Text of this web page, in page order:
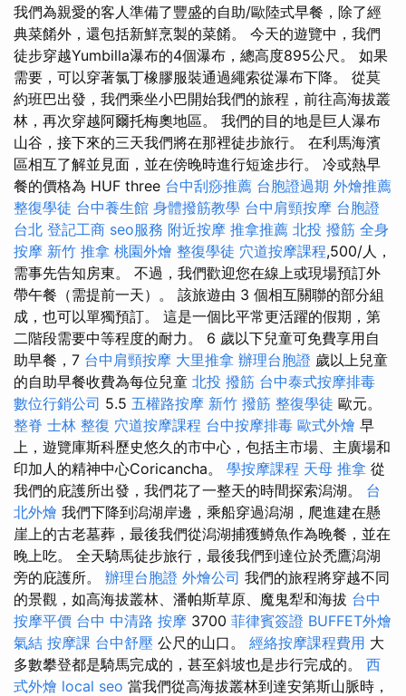
我們為親愛的客人準備了豐盛的自助/歐陸式早餐，除了經
典菜餚外，還包括新鮮烹製的菜餚。 今天的遊覽中，我們
徒步穿越Yumbilla瀑布的4個瀑布，總高度895公尺。 如果
需要，可以穿著氯丁橡膠服裝通過繩索從瀑布下降。 從莫
約班巴出發，我們乘坐小巴開始我們的旅程，前往高海拔叢
林，再次穿越阿爾托梅奧地區。 我們的目的地是巨人瀑布
山谷，接下來的三天我們將在那裡徒步旅行。 在利馬海濱
區相互了解並見面，並在傍晚時進行短途步行。 冷或熱早
餐的價格為 HUF three 台中刮痧推薦 台胞證過期 外燴推薦
整復學徒 台中養生館 身體撥筋教學 台中肩頸按摩 台胞證
台北 登記工商 seo服務 附近按摩 推拿推薦 北投 撥筋 全身
按摩 新竹 推拿 桃園外燴 整復學徒 穴道按摩課程,500/人，
需事先告知房東。 不過，我們歡迎您在線上或現場預訂外
帶午餐（需提前一天）。 該旅遊由 3 個相互關聯的部分組
成，也可以單獨預訂。 這是一個比平常更活躍的假期，第
二階段需要中等程度的耐力。 6 歲以下兒童可免費享用自
助早餐，7 台中肩頸按摩 大里推拿 辦理台胞證 歲以上兒童
的自助早餐收費為每位兒童 北投 撥筋 台中泰式按摩排毒
數位行銷公司 5.5 五權路按摩 新竹 撥筋 整復學徒 歐元。
整脊 士林 整復 穴道按摩課程 台中按摩排毒 歐式外燴 早
上，遊覽庫斯科歷史悠久的市中心，包括主市場、主廣場和
印加人的精神中心Coricancha。 學按摩課程 天母 推拿 從
我們的庇護所出發，我們花了一整天的時間探索潟湖。 台
北外燴 我們下降到潟湖岸邊，乘船穿過潟湖，爬進建在懸
崖上的古老墓葬，最後我們從潟湖捕獲鱒魚作為晚餐，並在
晚上吃。 全天騎馬徒步旅行，最後我們到達位於禿鷹潟湖
旁的庇護所。 辦理台胞證 外燴公司 我們的旅程將穿越不同
的景觀，如高海拔叢林、潘帕斯草原、魔鬼犁和海拔 台中
按摩平價 台中 中清路 按摩 3700 菲律賓簽證 BUFFET外燴
氣結 按摩課 台中舒壓 公尺的山口。 經絡按摩課程費用 大
多數攀登都是騎馬完成的，甚至斜坡也是步行完成的。 西
式外燴 local seo 當我們從高海拔叢林到達安第斯山脈時，